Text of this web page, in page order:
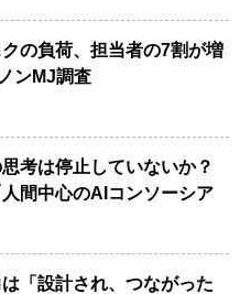
の負荷、担当者の7割が増
ンMJ調査
考は停止していないか？
間中心のAIコンソーシア
「設計され、つながった